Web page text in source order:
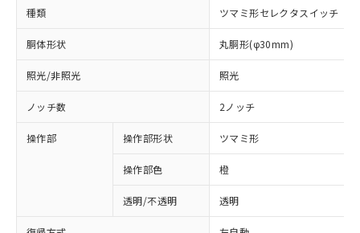
種類 ツマミ形セレクタスイッチ
胴体形状 丸胴形(φ30mm)
照光/非照光 照光
ノッチ数 2ノッチ
操作部 操作部形状 ツマミ形
操作部色 橙
透明/不透明 透明